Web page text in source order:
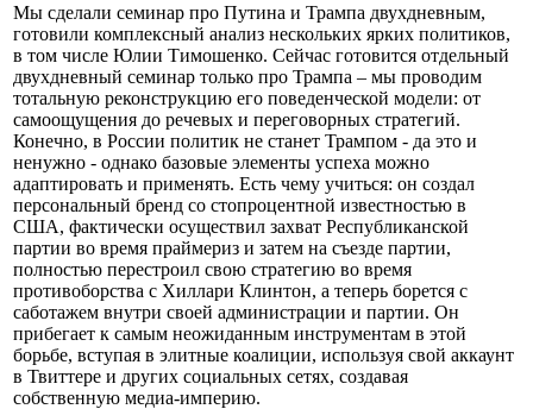
Мы сделали семинар про Путина и Трампа двухдневным,
готовили комплексный анализ нескольких ярких политиков,
в том числе Юлии Тимошенко. Сейчас готовится отдельный
двухдневный семинар только про Трампа – мы проводим
тотальную реконструкцию его поведенческой модели: от
самоощущения до речевых и переговорных стратегий.
Конечно, в России политик не станет Трампом - да это и
ненужно - однако базовые элементы успеха можно
адаптировать и применять. Есть чему учиться: он создал
персональный бренд со стопроцентной известностью в
США, фактически осуществил захват Республиканской
партии во время праймериз и затем на съезде партии,
полностью перестроил свою стратегию во время
противоборства с Хиллари Клинтон, а теперь борется с
саботажем внутри своей администрации и партии. Он
прибегает к самым неожиданным инструментам в этой
борьбе, вступая в элитные коалиции, используя свой аккаунт
в Твиттере и других социальных сетях, создавая
собственную медиа-империю.